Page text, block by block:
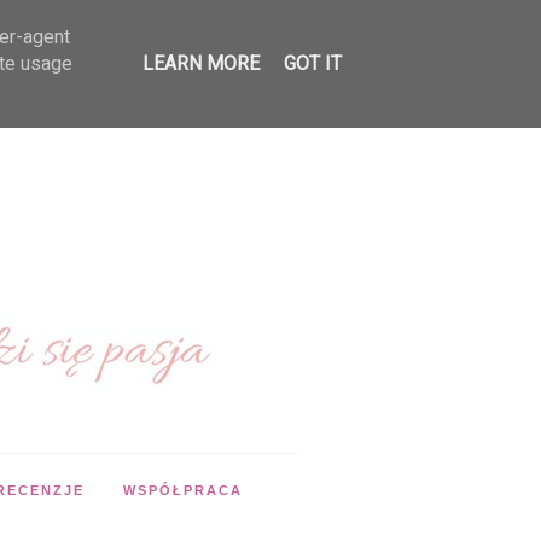
WSPÓŁPRACA
agent
usage
LEARN MORE GOT IT